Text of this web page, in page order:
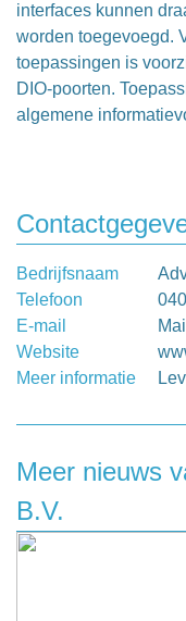
interfaces kunnen
worden toegevoegd.
toepassingen is
DIO-poorten.
algemene
Bedrijfsnaam
Telefoon
E-mail
Website
Meer informatie
Meer nieuws
B.V.